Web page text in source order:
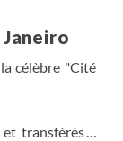
célèbre "Cité
transférés à